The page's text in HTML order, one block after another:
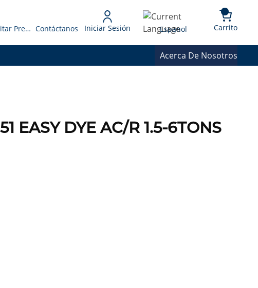
Solicitar Presupuesto Contáctanos Iniciar Sesión Language
Espanol Carrito{0}
Acerca De Nosotros
EASY DYE AC/R 1.5-6TONS